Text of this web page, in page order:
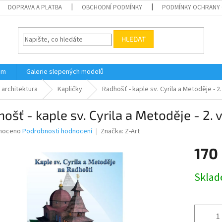
DOPRAVA A PLATBA OBCHODNÍ PODMÍNKY PODMÍNKY OCHRANY
HLEDAT
Galerie slepených modelů
architektura Kapličky Radhošť - kaple sv. Cyrila a Metoděje -
- kaple sv. Cyrila a Metoděje - 2.
Podrobnosti hodnocení Značka: Z-Art
170
cena: